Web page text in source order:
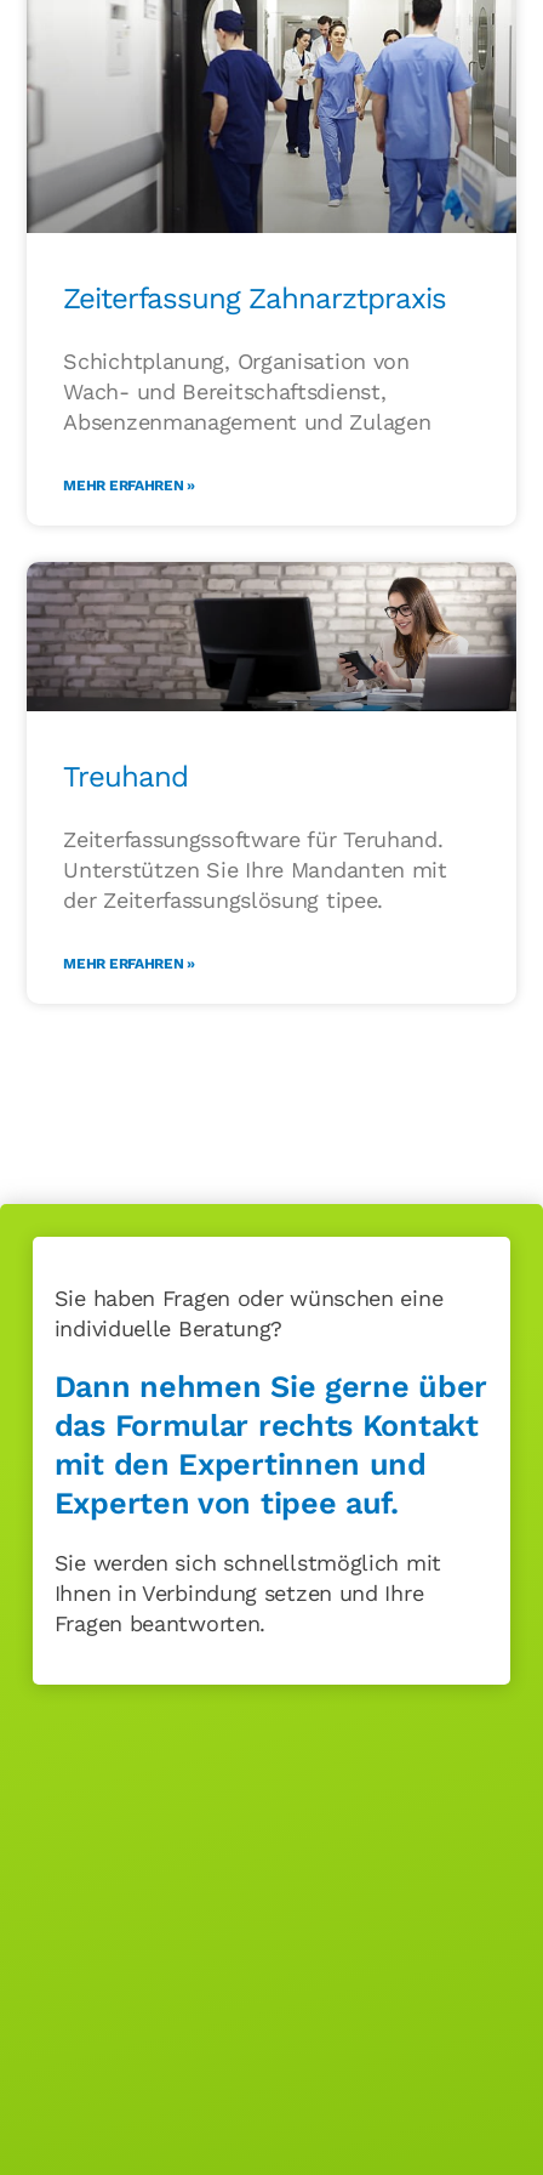
Zeiterfassung Zahnarztpraxis
Schichtplanung, Organisation von
Wach- und Bereitschaftsdienst,
Absenzenmanagement und Zulagen
MEHR ERFAHREN »
Treuhand
Zeiterfassungssoftware für Teruhand.
Unterstützen Sie Ihre Mandanten mit
der Zeiterfassungslösung tipee.
MEHR ERFAHREN »
Sie haben Fragen oder wünschen eine
individuelle Beratung?
Dann nehmen Sie gerne über
das Formular rechts Kontakt
mit den Expertinnen und
Experten von tipee auf.
Sie werden sich schnellstmöglich mit
Ihnen in Verbindung setzen und Ihre
Fragen beantworten.